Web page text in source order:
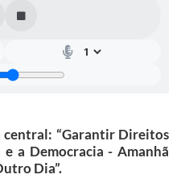
“Garantir Direitos
a Democracia - Amanhã
Dia”.